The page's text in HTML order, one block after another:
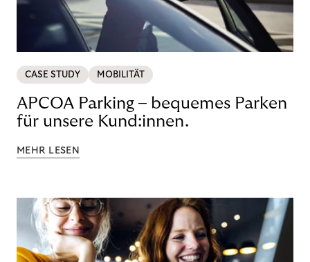
CASE STUDY MOBILITÄT
APCOA Parking – bequemes Parken
für unsere Kund:innen.
MEHR LESEN